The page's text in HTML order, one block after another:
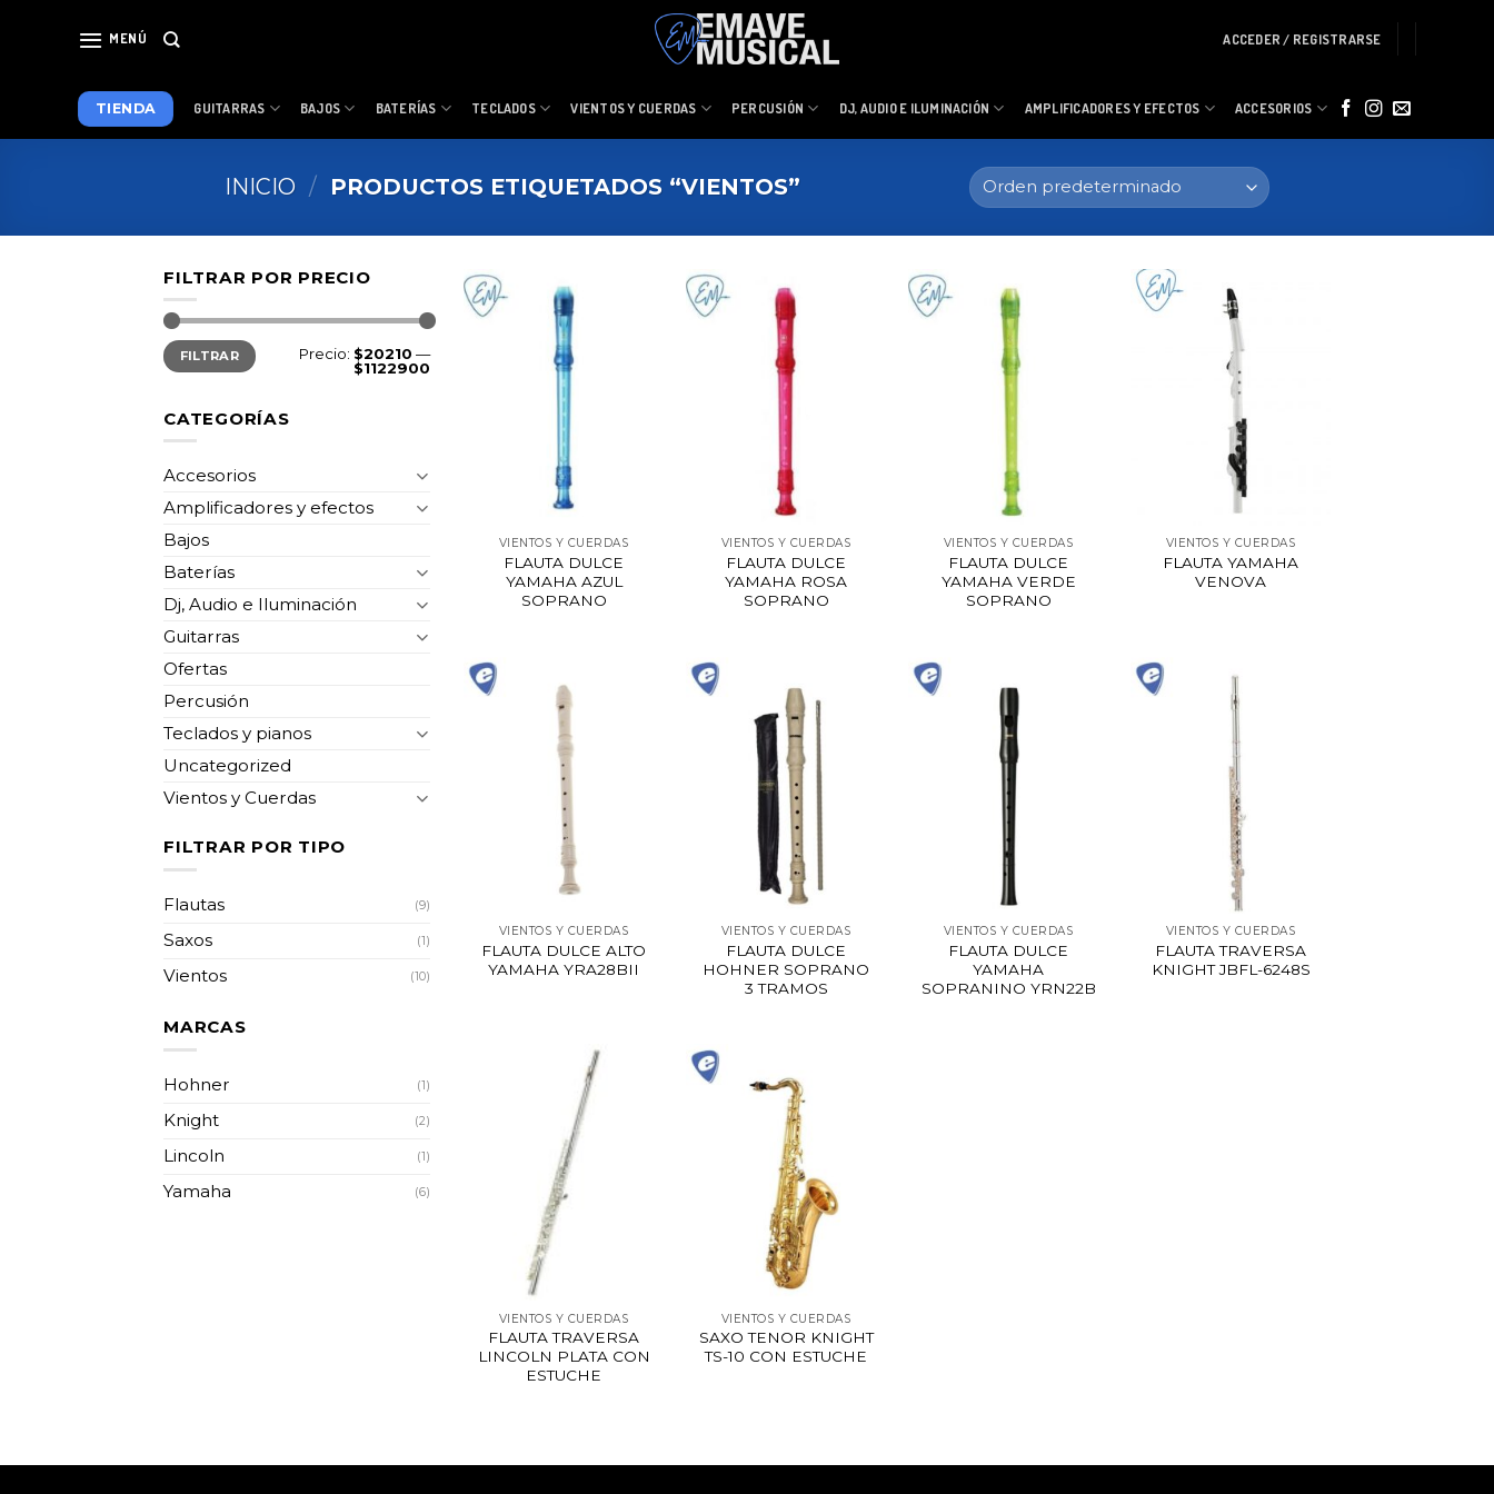
MENÚ ACCEDER / REGISTRARSE
TIENDA GUITARRAS BAJOS BATERÍAS TECLADOS VIENTOS Y CUERDAS PERCUSIÓN DJ, AUDIO E ILUMINACIÓN AMPLIFICADORES Y EFECTOS ACCESORIOS
INICIO / PRODUCTOS ETIQUETADOS “VIENTOS”
FILTRAR POR PRECIO
Precio
mínimo
Precio
máximo
FILTRAR Precio: $20210 —
$1122900
CATEGORÍAS
Accesorios
Amplificadores y efectos
Bajos
Baterías
Dj, Audio e Iluminación
Guitarras
Ofertas
Percusión
Teclados y pianos
Uncategorized
Vientos y Cuerdas
FILTRAR POR TIPO
Flautas (9)
Saxos (1)
Vientos (10)
MARCAS
Hohner (1)
Knight (2)
Lincoln (1)
Yamaha (6)
VIENTOS Y CUERDAS
FLAUTA DULCE
YAMAHA AZUL
SOPRANO
VIENTOS Y CUERDAS
FLAUTA DULCE
YAMAHA ROSA
SOPRANO
VIENTOS Y CUERDAS
FLAUTA DULCE
YAMAHA VERDE
SOPRANO
VIENTOS Y CUERDAS
FLAUTA YAMAHA
VENOVA
VIENTOS Y CUERDAS
FLAUTA DULCE ALTO
YAMAHA YRA28BII
VIENTOS Y CUERDAS
FLAUTA DULCE
HOHNER SOPRANO
3 TRAMOS
VIENTOS Y CUERDAS
FLAUTA DULCE
YAMAHA
SOPRANINO YRN22B
VIENTOS Y CUERDAS
FLAUTA TRAVERSA
KNIGHT JBFL-6248S
VIENTOS Y CUERDAS
FLAUTA TRAVERSA
LINCOLN PLATA CON
ESTUCHE
VIENTOS Y CUERDAS
SAXO TENOR KNIGHT
TS-10 CON ESTUCHE